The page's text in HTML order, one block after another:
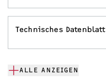
Technisches Datenblatt
ALLE ANZEIGEN